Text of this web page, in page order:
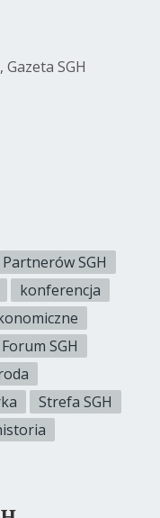
SGH
SGH
konferencja
SGH
Strefa SGH